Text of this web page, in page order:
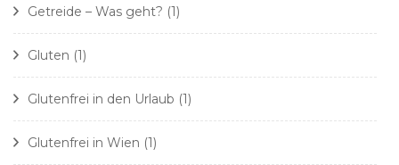
Getreide – Was geht? (1)
Gluten (1)
Glutenfrei in den Urlaub (1)
Glutenfrei in Wien (1)